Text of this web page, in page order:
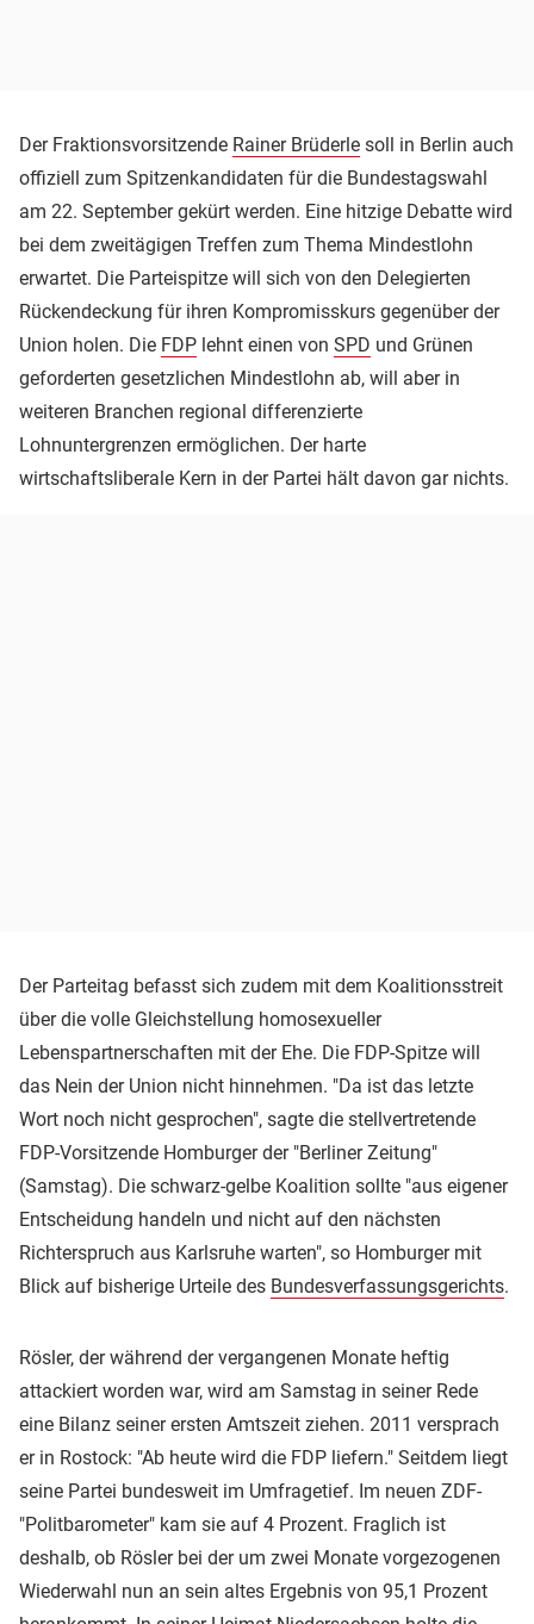
Der Fraktionsvorsitzende Rainer Brüderle soll in Berlin auch
offiziell zum Spitzenkandidaten für die Bundestagswahl
am 22. September gekürt werden. Eine hitzige Debatte wird
bei dem zweitägigen Treffen zum Thema Mindestlohn
erwartet. Die Parteispitze will sich von den Delegierten
Rückendeckung für ihren Kompromisskurs gegenüber der
Union holen. Die FDP lehnt einen von SPD und Grünen
geforderten gesetzlichen Mindestlohn ab, will aber in
weiteren Branchen regional differenzierte
Lohnuntergrenzen ermöglichen. Der harte
wirtschaftsliberale Kern in der Partei hält davon gar nichts.
Der Parteitag befasst sich zudem mit dem Koalitionsstreit
über die volle Gleichstellung homosexueller
Lebenspartnerschaften mit der Ehe. Die FDP-Spitze will
das Nein der Union nicht hinnehmen. "Da ist das letzte
Wort noch nicht gesprochen", sagte die stellvertretende
FDP-Vorsitzende Homburger der "Berliner Zeitung"
(Samstag). Die schwarz-gelbe Koalition sollte "aus eigener
Entscheidung handeln und nicht auf den nächsten
Richterspruch aus Karlsruhe warten", so Homburger mit
Blick auf bisherige Urteile des Bundesverfassungsgerichts.
Rösler, der während der vergangenen Monate heftig
attackiert worden war, wird am Samstag in seiner Rede
eine Bilanz seiner ersten Amtszeit ziehen. 2011 versprach
er in Rostock: "Ab heute wird die FDP liefern." Seitdem liegt
seine Partei bundesweit im Umfragetief. Im neuen ZDF-
"Politbarometer" kam sie auf 4 Prozent. Fraglich ist
deshalb, ob Rösler bei der um zwei Monate vorgezogenen
Wiederwahl nun an sein altes Ergebnis von 95,1 Prozent